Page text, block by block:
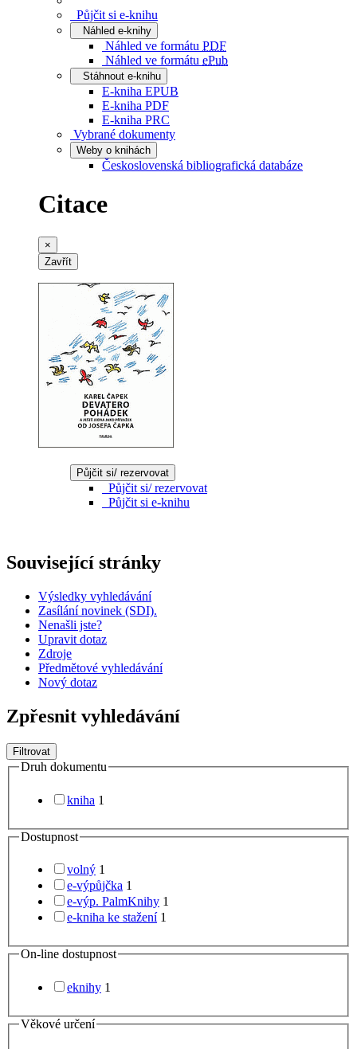
Půjčit si e-knihu
Náhled e-knihy
Náhled ve formátu PDF
Náhled ve formátu ePub
Stáhnout e-knihu
E-kniha EPUB
E-kniha PDF
E-kniha PRC
Vybrané dokumenty
Weby o knihách
Československá bibliografická databáze
Citace
×
Zavřít
Půjčit si/ rezervovat
Půjčit si/ rezervovat
Půjčit si e-knihu
Související stránky
Výsledky vyhledávání
Zasílání novinek (SDI).
Nenašli jste?
Upravit dotaz
Zdroje
Předmětové vyhledávání
Nový dotaz
Zpřesnit vyhledávání
Filtrovat
Druh dokumentu
kniha 1
Dostupnost
volný 1
e-výpůjčka 1
e-výp. PalmKnihy 1
e-kniha ke stažení 1
On-line dostupnost
eknihy 1
Věkové určení